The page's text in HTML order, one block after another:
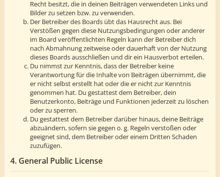
Recht besitzt, die in deinen Beiträgen verwendeten Links und
Bilder zu setzen bzw. zu verwenden.
Der Betreiber des Boards übt das Hausrecht aus. Bei
Verstößen gegen diese Nutzungsbedingungen oder anderer
im Board veröffentlichten Regeln kann der Betreiber dich
nach Abmahnung zeitweise oder dauerhaft von der Nutzung
dieses Boards ausschließen und dir ein Hausverbot erteilen.
Du nimmst zur Kenntnis, dass der Betreiber keine
Verantwortung für die Inhalte von Beiträgen übernimmt, die
er nicht selbst erstellt hat oder die er nicht zur Kenntnis
genommen hat. Du gestattest dem Betreiber, dein
Benutzerkonto, Beiträge und Funktionen jederzeit zu löschen
oder zu sperren.
Du gestattest dem Betreiber darüber hinaus, deine Beiträge
abzuändern, sofern sie gegen o. g. Regeln verstoßen oder
geeignet sind, dem Betreiber oder einem Dritten Schaden
zuzufügen.
4. General Public License